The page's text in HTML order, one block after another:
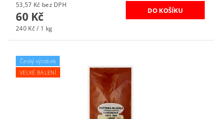
53,57 Kč bez DPH
60 Kč
240 Kč / 1 kg
Český výrobek
VELKÉ BALENÍ